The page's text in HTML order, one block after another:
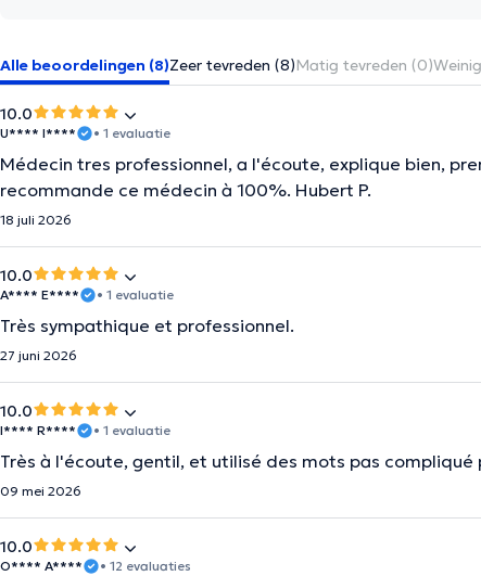
Alle beoordelingen (8)Zeer tevreden (8)Matig tevreden (0)
10.0
U**** I**** • 1 evaluatie
Médecin tres professionnel, a l'écoute, explique bien,
recommande ce médecin à 100%. Hubert P.
18 juli 2026
10.0
A**** E**** • 1 evaluatie
Très sympathique et professionnel.
27 juni 2026
10.0
I**** R**** • 1 evaluatie
Très à l'écoute, gentil, et utilisé des mots pas compliqué
09 mei 2026
10.0
O**** A**** • 12 evaluaties